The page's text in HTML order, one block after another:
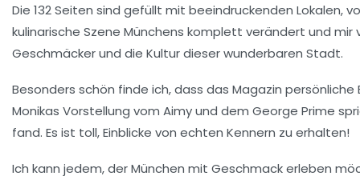
Die 132 Seiten sind gefüllt mit beeindruckenden Lokalen,
kulinarische Szene Münchens komplett verändert und mir
Geschmäcker und die Kultur dieser wunderbaren Stadt.
Besonders schön finde ich, dass das Magazin
Monikas Vorstellung vom Aimy und dem George Prime
fand. Es ist toll, Einblicke von echten Kennern zu erhalten!
Ich kann jedem, der München mit Geschmackerleben